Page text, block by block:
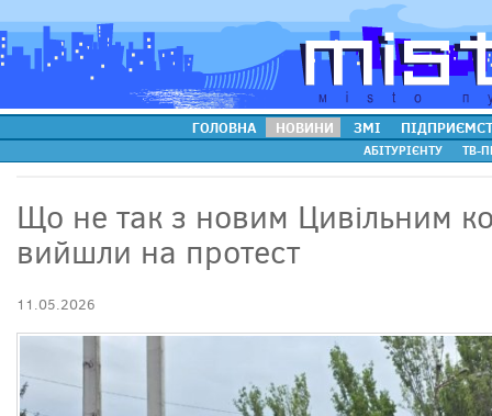
ГОЛОВНА НОВИНИ ЗМІ
АБІТУРІЄНТУ ТВ-
Що не так з новим Цивільним
вийшли на протест
11.05.2026